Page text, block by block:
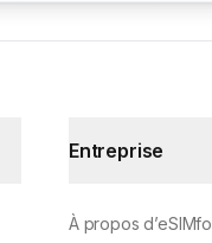
Entreprise
À propos d’eSIMfo